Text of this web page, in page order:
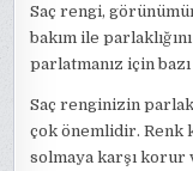
Saç rengi,
bakım ile
parlatmanız için
Saç renginizin
çok önemlidir. Renk
solmaya karşı korur